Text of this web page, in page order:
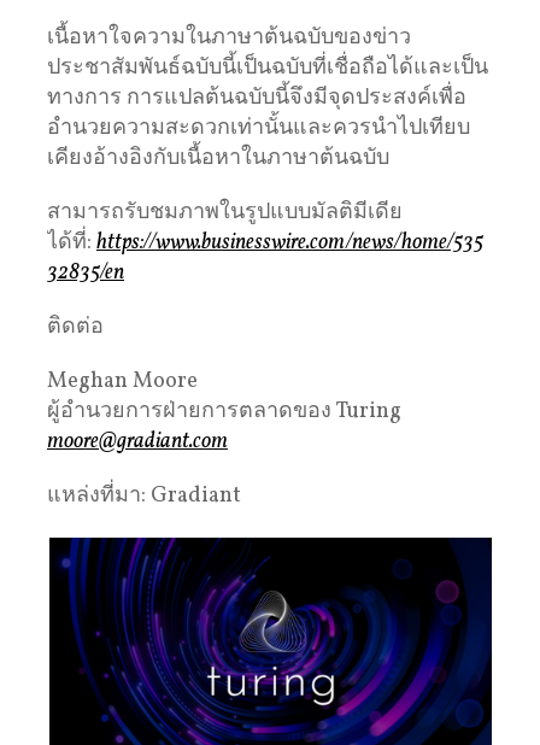
เนื้อหาใจความในภาษาต้นฉบับของข่าว
ประชาสัมพันธ์ฉบับนี้เป็นฉบับที่เชื่อถือได้และเป็น
ทางการ การแปลต้นฉบับนี้จึงมีจุดประสงค์เพื่อ
อำนวยความสะดวกเท่านั้นและควรนำไปเทียบ
เคียงอ้างอิงกับเนื้อหาในภาษาต้นฉบับ
สามารถรับชมภาพในรูปแบบมัลติมีเดีย
ได้ที่: https://www.businesswire.com/news/home/535
32835/en
ติดต่อ
Meghan Moore
ผู้อำนวยการฝ่ายการตลาดของ Turing
moore@gradiant.com
แหล่งที่มา: Gradiant